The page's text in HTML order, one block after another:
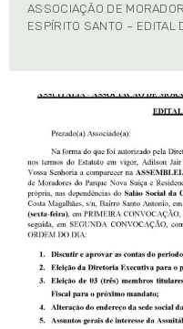
ASSOCIAÇÃO DE
ESPÍRITO SANTO – EDITAL